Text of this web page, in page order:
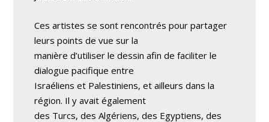
Ces artistes se sont rencontrés pour partager
leurs points de vue sur la
manière d’utiliser le dessin afin de faciliter le
dialogue pacifique entre
Israéliens et Palestiniens, et ailleurs dans la
région. Il y avait également
des Turcs, des Algériens, des Egyptiens, des